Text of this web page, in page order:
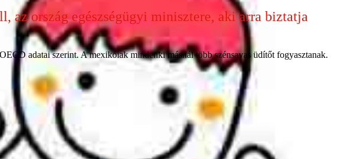
az ország egészségügyi minisztere, aki arra biztatja
adatai szerint. A mexikóiak mindenki másnál több szénsavas üdítőt fogyasztanak.